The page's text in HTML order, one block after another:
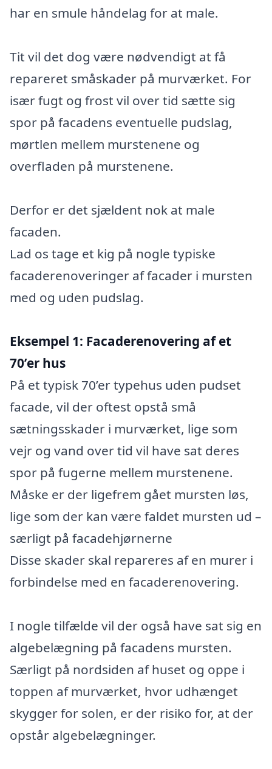
har en smule håndelag for at male.
Tit vil det dog være nødvendigt at få
repareret småskader på murværket. For
især fugt og frost vil over tid sætte sig
spor på facadens eventuelle pudslag,
mørtlen mellem murstenene og
overfladen på murstenene.
Derfor er det sjældent nok at male
facaden.
Lad os tage et kig på nogle typiske
facaderenoveringer af facader i mursten
med og uden pudslag.
Eksempel 1: Facaderenovering af et
70’er hus
På et typisk 70’er typehus uden pudset
facade, vil der oftest opstå små
sætningsskader i murværket, lige som
vejr og vand over tid vil have sat deres
spor på fugerne mellem murstenene.
Måske er der ligefrem gået mursten løs,
lige som der kan være faldet mursten ud –
særligt på facadehjørnerne
Disse skader skal repareres af en murer i
forbindelse med en facaderenovering.
I nogle tilfælde vil der også have sat sig en
algebelægning på facadens mursten.
Særligt på nordsiden af huset og oppe i
toppen af murværket, hvor udhænget
skygger for solen, er der risiko for, at der
opstår algebelægninger.